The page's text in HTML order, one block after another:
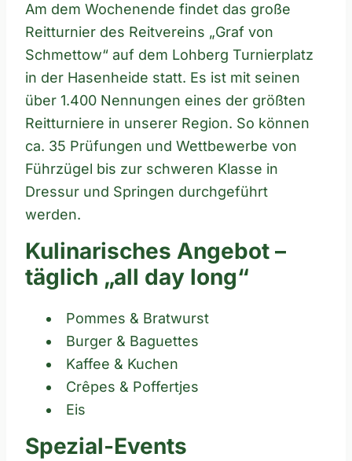
Am dem Wochenende findet das große
Reitturnier des Reitvereins „Graf von
Schmettow“ auf dem Lohberg Turnierplatz
in der Hasenheide statt. Es ist mit seinen
über 1.400 Nennungen eines der größten
Reitturniere in unserer Region. So können
ca. 35 Prüfungen und Wettbewerbe von
Führzügel bis zur schweren Klasse in
Dressur und Springen durchgeführt
werden.
Kulinarisches Angebot –
täglich „all day long“
Pommes & Bratwurst
Burger & Baguettes
Kaffee & Kuchen
Crêpes & Poffertjes
Eis
Spezial-Events